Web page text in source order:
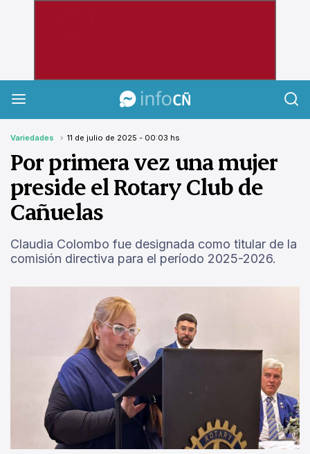
Variedades 11 de julio de 2025 - 00:03 hs
Por primera vez una mujer
preside el Rotary Club de
Cañuelas
Claudia Colombo fue designada como titular de la
comisión directiva para el período 2025-2026.